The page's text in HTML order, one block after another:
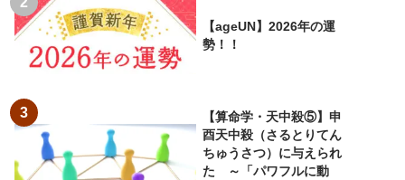
【ageUN】2026年の運
勢！！
【算命学・天中殺⑤】申
酉天中殺（さるとりてん
ちゅうさつ）に与えられ
た ～「パワフルに動